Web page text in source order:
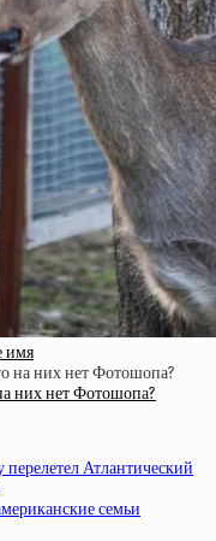
имя
них нет Фотошопа?
Атлантический
семьи